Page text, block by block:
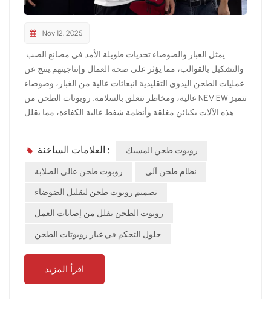
Nov 12, 2025
والتشكيل بالقوالب، مما يؤثر على صحة العمال وإنتاجيتهم.ينتج عن
عمليات الطحن اليدوي التقليدية انبعاثات عالية من الغبار، وضوضاء
عالية، ومخاطر تتعلق بالسلامة. روبوتات الطحن من NEVIEW تتميز
هذه الآلات بكبائن مغلقة وأنظمة شفط عالية الكفاءة، مما يقلل
مكان العمل. تراقب أنظمة المراقبة الذكية حالة الطحن، وتحسن
المعايير، وتسجل بيانات الإنتاج لأغراض التتبع والإدارة.يُمكّن هذا
العلامات الساخنة : روبوت طحن المسبك
روبوت طحن عالي الصلابة نظام طحن آلي
تصميم روبوت طحن لتقليل الضوضاء
روبوت الطحن يقلل من إصابات العمل
حلول التحكم في غبار روبوتات الطحن
اقرأ المزيد